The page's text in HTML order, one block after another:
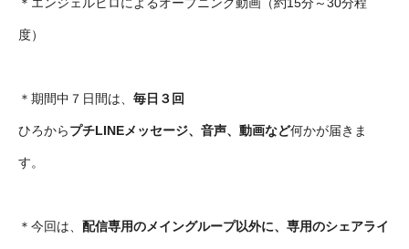
度）
＊期間中７日間は、 毎日３回
ひろからプチLINEメッセージ、音声、動画など何かが届きま
す。
＊今回は、 配信専用のメイングループ以外に、専用のシェアライ